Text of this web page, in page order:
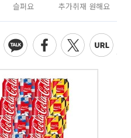
슬퍼요 추가취재 원해요